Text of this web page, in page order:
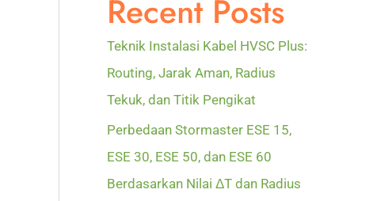
Recent Posts
Teknik Instalasi Kabel HVSC Plus:
Routing, Jarak Aman, Radius
Tekuk, dan Titik Pengikat
Perbedaan Stormaster ESE 15,
ESE 30, ESE 50, dan ESE 60
Berdasarkan Nilai ΔT dan Radius